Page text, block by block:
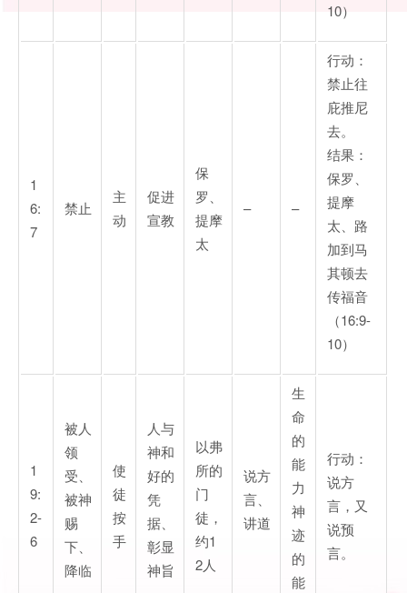
10）
1
6:
7
禁止
主
动
促进
宣教
保
罗、
提摩
太
– –
行动：
禁止往
庇推尼
去。
结果：
保罗、
提摩
太、路
加到马
其顿去
传福音
（16:9-
10）
1
9:
2-
6
被人
领
受、
被神
赐
下、
降临
使
徒
按
手
人与
神和
好的
凭
据、
彰显
神旨
以弗
所的
门
徒，
约1
2人
说方
言、
讲道
生
命
的
能
力
神
迹
的
能
行动：
说方
言，又
说预
言。